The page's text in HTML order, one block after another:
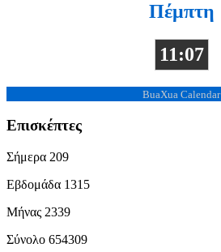
Πέμπτη
11:07
BuaXua Calendar
Επισκέπτες
Σήμερα 209
Εβδομάδα 1315
Μήνας 2339
Σύνολο 654309